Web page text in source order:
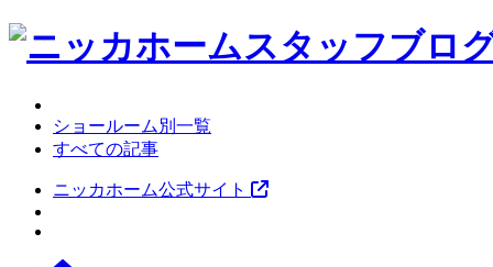
ショールーム別一覧
すべての記事
ニッカホーム公式サイト